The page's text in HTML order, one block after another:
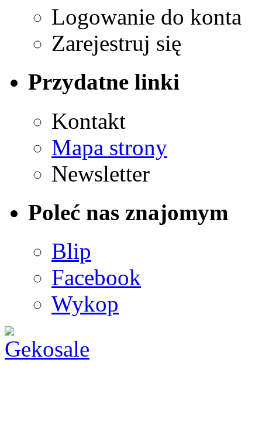
Logowanie do konta
Zarejestruj się
Przydatne linki
Kontakt
Mapa strony
Newsletter
Poleć nas znajomym
Blip
Facebook
Wykop